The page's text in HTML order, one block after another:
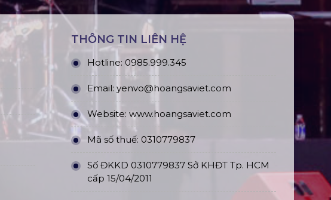
THÔNG TIN LIÊN HỆ
Hotline: 0985.999.345
Email: yenvo@hoangsaviet.com
Website: www.hoangsaviet.com
Mã số thuế: 0310779837
Số ĐKKD 0310779837 Sở KHĐT Tp. HCM
cấp 15/04/2011